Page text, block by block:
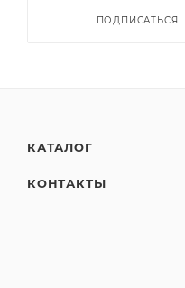
ПОДПИСАТЬСЯ
КАТАЛОГ
КОНТАКТЫ